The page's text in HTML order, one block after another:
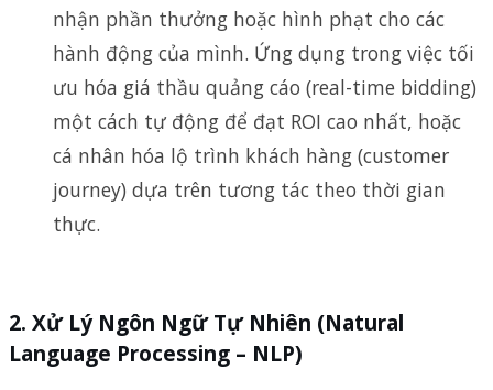
nhận phần thưởng hoặc hình phạt cho các
hành động của mình. Ứng dụng trong việc tối
ưu hóa giá thầu quảng cáo (real-time bidding)
một cách tự động để đạt ROI cao nhất, hoặc
cá nhân hóa lộ trình khách hàng (customer
journey) dựa trên tương tác theo thời gian
thực.
2. Xử Lý Ngôn Ngữ Tự Nhiên (Natural
Language Processing – NLP)